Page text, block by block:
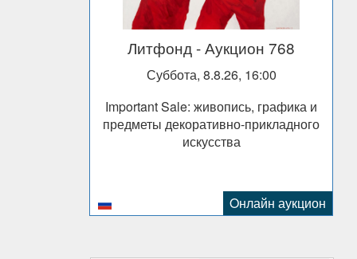
Литфонд- Аукцион 768
Суббота, 8.8.26, 16:00
Important Sale: живопись, графика и
предметы декоративно-прикладного
искусства
Oнлайн аукцион